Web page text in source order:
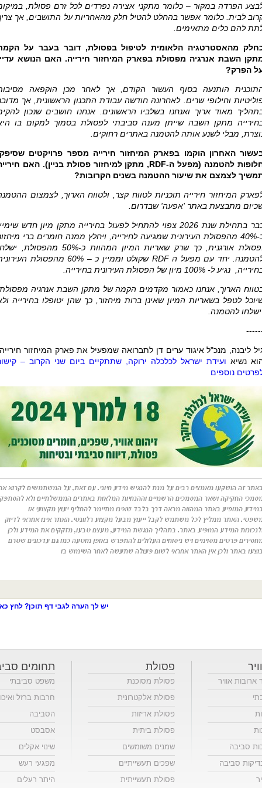
הפרדה במקור – כלומר מתקני אצירה נפרדים לכל זרם פסולת,
לבית. כלומר אפשר בהחלט להטיל חלק מהאחריות על התושבים, אך
להם כלים מתאימים.
מהאסטרטגיה הלאומית לטיפול בפסולת, דובר בעבר על
השבת אנרגיה מפסולת בפארק המיחזור חירייה. האם הנושא
הפרק?
הותנעה בסוף העשור הקודם, אך לאחר מכן הוקפאה
וחילופי שרים. לאחרונה חודשה עבודת התכנון הראשונית, אך
מאוד ארוך ואנחנו בשלביו הראשונים. אנחנו חושבים שנכון
מתקן השבה שייתן מענה סביבתי לפסולת בסמוך למקום בו
מבלי לשנע אותה להטמנה באתרים רחוקים.
האחרון הוקמו בפארק המיחזור חירייה מספר פרויקטים
להטמנה (מפעל ה-RDF, מתקן למיחזור פסולת בניין). האם
לצמצם את שיעור ההטמנה בשנים הקרובות?
המיחזור חירייה תוכניות לטווח קצר, ולטווח הארוך, לצמצום
מתבצעת באתר 'אפעה' שבדרום.
כבר בתחילת שנת 2026 צפוי להתחיל לפעול בחירייה מתקן מיון חדש
כ-40% מהפסולת העירונית שמגיעה לחירייה, ויחלץ ממנה חומרים ברי
ופסולת אורגנית, כך שרק שאריות המיון המהוות כ-50% מהפסולת,
יחד עם מפעל הRDF
שקולט וממיין כ – 60% מהפסולת
נגיע ל- 100% מיון של הפסולת העירונית בחירייה.
הארוך, אנחנו כאמור מקדמים הקמה של מתקן השבת אנרגיה
לטפל בשאריות המיון שאינן ברות מיחזור, כך שהן יטופלו בחירייה
להטמנה.
ליבנה, מנכ"ל איגוד ערים דן לתברואה שמפעיל את פארק המיחזור
נשיא ועידת ישראל לכלכלה ירוקה, שתתקיים ביום שני הקרוב –
נוספים
יש לך הערה לגבי דף תוכן? לחץ
ארובות אוויר
סביבה
סביבה
פסולת
פסולת מסוכנת
פסולת אלקטרונית
פסולת אריזות
פסולת ביתית
שמנים משומשים
שפכים תעשייתיים
פסולת תעשייתית
תחומים
משפט סביבתי
חרבות ברזל
הסביבה
אסבסט
שינוי אקלים
מפגעי רעש
היתר רעלים